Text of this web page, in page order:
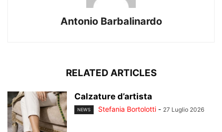
Antonio Barbalinardo
RELATED ARTICLES
Calzature d’artista
NEWS Stefania Bortolotti - 27 Luglio 2026